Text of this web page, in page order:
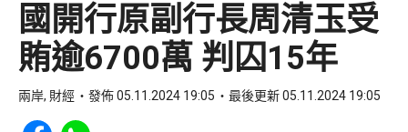
國開行原副行長周清玉受
賄逾6700萬 判囚15年
兩岸, 財經 發佈 05.11.2024 19:05 最後更新 05.11.2024 19:05
Share to Facebook
Share to WhatsApp